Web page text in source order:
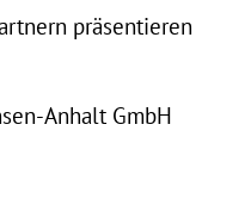
präsentieren
Anhalt GmbH